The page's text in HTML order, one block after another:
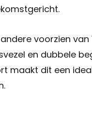
voorzien van
en dubbele
maakt dit een
+31 591